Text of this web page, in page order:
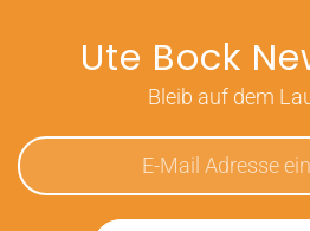
Ute Bock
Bleib auf dem